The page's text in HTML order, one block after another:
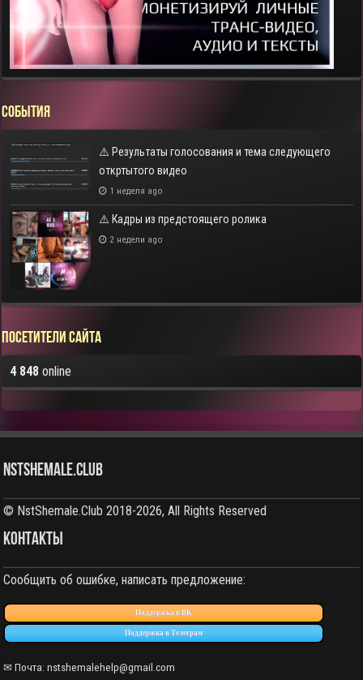
СОБЫТИЯ
⚠️ Результаты голосования и тема следующего
откртытого видео
1 неделя ago
⚠️ Кадры из предстоящего ролика
2 недели ago
Посетители сайта
4 848 online
NstShemale.Club
© NstShemale.Club 2018-2026, All Rights Reserved
КОНТАКТЫ
Сообщить об ошибке, написать предложение:
Поддержка в ВК
Поддержка в Телеграм
✉ Почта:nstshemalehelp@gmail.com